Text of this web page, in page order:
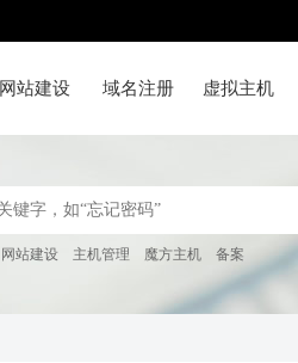
网站建设 域名注册 虚拟主机
网站建设 主机管理 魔方主机 备案